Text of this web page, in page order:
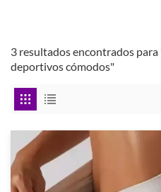
3 resultados encontrados
deportivos cómodos"